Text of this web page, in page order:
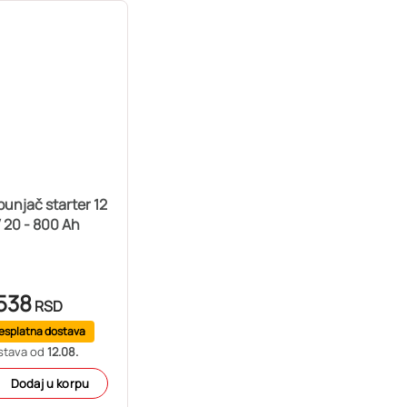
starter 12
20 - 800 Ah
RSD
dostava
od 12.08.
Dodaj u korpu